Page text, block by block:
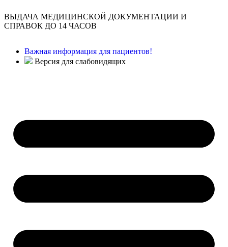
ВЫДАЧА МЕДИЦИНСКОЙ ДОКУМЕНТАЦИИ И
СПРАВОК ДО 14 ЧАСОВ
Важная информация для пациентов!
Версия для слабовидящих